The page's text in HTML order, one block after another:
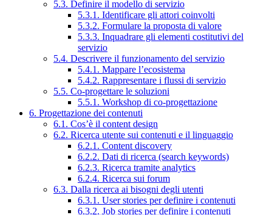
5.3. Definire il modello di servizio
5.3.1. Identificare gli attori coinvolti
5.3.2. Formulare la proposta di valore
5.3.3. Inquadrare gli elementi costitutivi del
servizio
5.4. Descrivere il funzionamento del servizio
5.4.1. Mappare l’ecosistema
5.4.2. Rappresentare i flussi di servizio
5.5. Co-progettare le soluzioni
5.5.1. Workshop di co-progettazione
6. Progettazione dei contenuti
6.1. Cos’è il content design
6.2. Ricerca utente sui contenuti e il linguaggio
6.2.1. Content discovery
6.2.2. Dati di ricerca (search keywords)
6.2.3. Ricerca tramite analytics
6.2.4. Ricerca sui forum
6.3. Dalla ricerca ai bisogni degli utenti
6.3.1. User stories per definire i contenuti
6.3.2. Job stories per definire i contenuti